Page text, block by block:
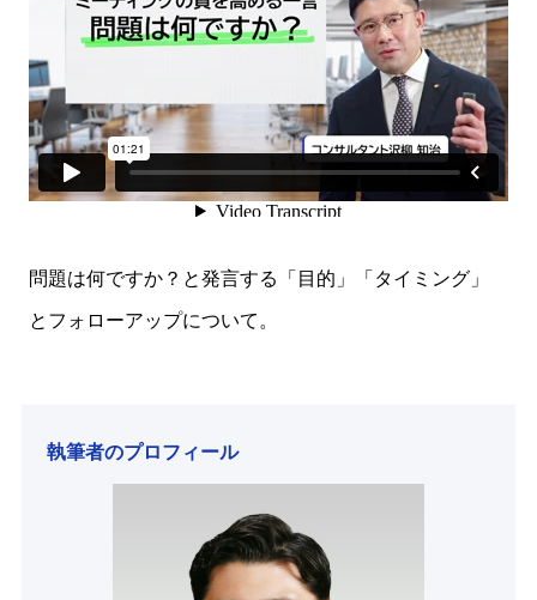
問題は何ですか？と発言する「目的」「タイミング」
とフォローアップについて。
執筆者のプロフィール